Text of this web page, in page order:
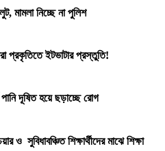
মামলা নিচ্ছে না পুলিশ
প্রকৃতিতে ইটভাটার প্রস্তুতি!
পানি দূষিত হয়ে ছড়াচ্ছে রোগ
ও সুবিধাবঞ্চিত শিক্ষার্থীদের মাঝে শিক্ষা